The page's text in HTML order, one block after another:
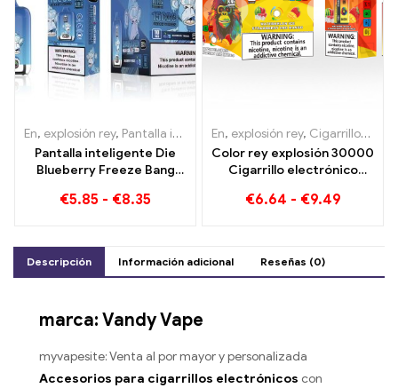
En, explosión rey, Pantalla inteligente Bang King 15000 Soplo ,
Pantalla inteligente Die
Blueberry Freeze Bang
una deliciosa
€5.85 - €8.35
En, explosión rey, Cigarrillos electrónicos desechables Lituania
Color rey explosión 30000
Cigarrillo electrónico
combinación perfecta de
€6.64 - €9.49
Descripción Información adicional Reseñas (0)
marca: Vandy Vape
myvapesite: Venta al por mayor y personalizada
Accesorios para cigarrillos electrónicos con